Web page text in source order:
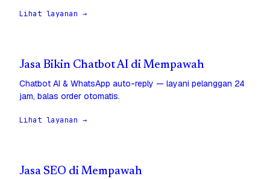
Lihat layanan →
Jasa Bikin Chatbot AI di Mempawah
Chatbot AI & WhatsApp auto-reply — layani pelanggan 24
jam, balas order otomatis.
Lihat layanan →
Jasa SEO di Mempawah